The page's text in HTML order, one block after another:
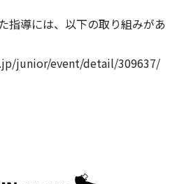
指導には、以下の取り組みがあ
junior/event/detail/309637/